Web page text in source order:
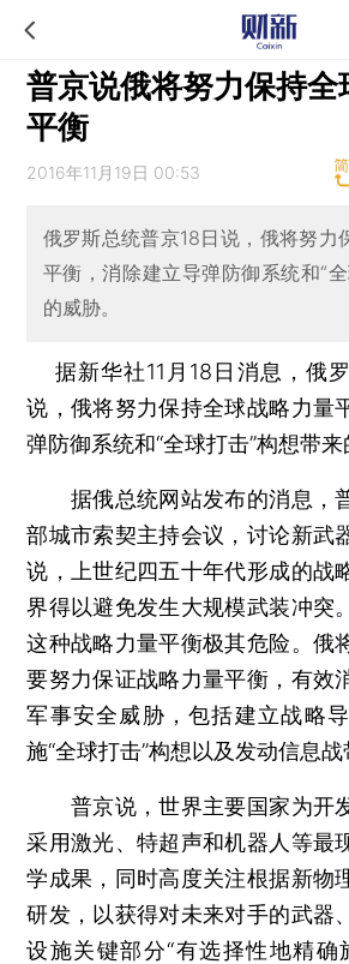
普京说俄将努力保持全
平衡
2016年11月19日 00:53
俄罗斯总统普京18日说，俄将努力
平衡，消除建立导弹防御系统和“
的威胁。
据新华社11月18日消息，俄
说，俄将努力保持全球战略力量
弹防御系统和“全球打击”构想带来
据俄总统网站发布的消息，
部城市索契主持会议，讨论新武
说，上世纪四五十年代形成的战
界得以避免发生大规模武装冲突
这种战略力量平衡极其危险。俄
要努力保证战略力量平衡，有效
军事安全威胁，包括建立战略
施“全球打击”构想以及发动信息战
普京说，世界主要国家为开
采用激光、特超声和机器人等最
学成果，同时高度关注根据新物
研发，以获得对未来对手的武器
设施关键部分“有选择性地精确